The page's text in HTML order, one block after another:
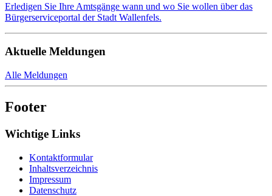
Erledigen Sie Ihre Amtsgänge wann und wo Sie wollen über das
Bürgerserviceportal der Stadt Wallenfels.
Aktuelle Meldungen
Alle Meldungen
Footer
Wichtige Links
Kontaktformular
Inhaltsverzeichnis
Impressum
Datenschutz